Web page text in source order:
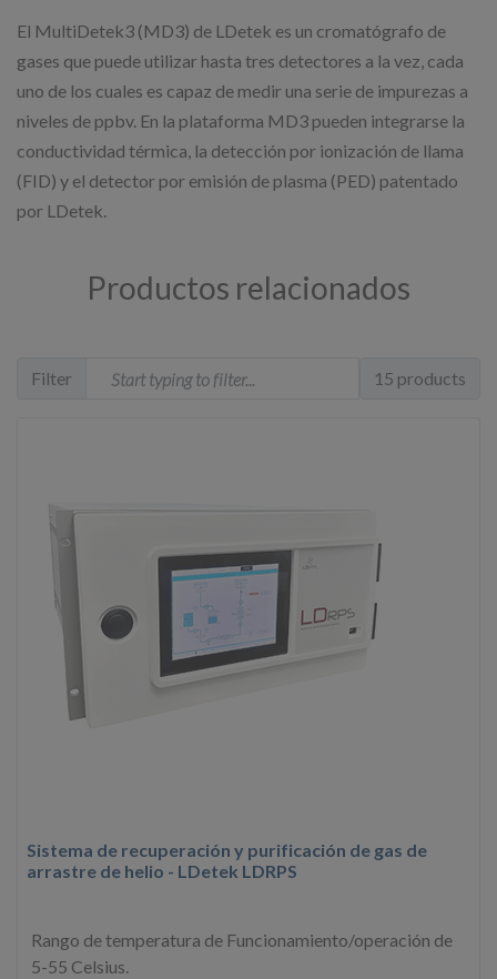
El MultiDetek3 (MD3) de LDetek es un cromatógrafo de
gases que puede utilizar hasta tres detectores a la vez, cada
uno de los cuales es capaz de medir una serie de impurezas a
niveles de ppbv. En la plataforma MD3 pueden integrarse la
conductividad térmica, la detección por ionización de llama
(FID) y el detector por emisión de plasma (PED) patentado
por LDetek.
Productos relacionados
Filter 15 products
Sistema de recuperación y purificación de gas de
arrastre de helio - LDetek LDRPS
Rango de temperatura de Funcionamiento/operación de
5-55 Celsius.